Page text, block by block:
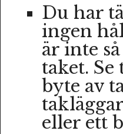
Du har
ingen
är inte
taket.
byte av
eller ett